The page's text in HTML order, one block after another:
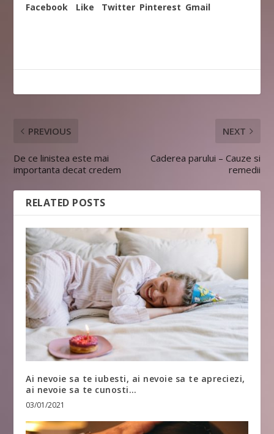
Facebook Like Twitter Pinterest Gmail
PREVIOUS
De ce linistea este mai
importanta decat credem
NEXT
Caderea parului – Cauze si
remedii
RELATED POSTS
Ai nevoie sa te iubesti, ai nevoie sa te apreciezi,
ai nevoie sa te cunosti…
03/01/2021